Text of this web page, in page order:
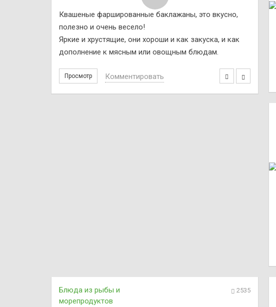
Квашеные фаршированные баклажаны, это вкусно,
полезно и очень весело!
Яркие и хрустящие, они хороши и как закуска, и как
дополнение к мясным или овощным блюдам.
Просмотр Комментировать
Блюда из рыбы и
морепродуктов
2535